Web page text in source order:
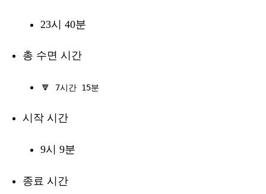
23시 40분
총 수면 시간
🔽 7시간 15분
시작 시간
9시 9분
종료 시간